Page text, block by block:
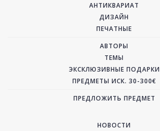
АНТИКВАРИАТ
ДИЗАЙН
ПЕЧАТНЫЕ
АВТОРЫ
ТЕМЫ
ЭКСКЛЮЗИВНЫЕ ПОДАРКИ
ПРЕДМЕТЫ ИСК. 30-300€
ПРЕДЛОЖИТЬ ПРЕДМЕТ
НОВОСТИ